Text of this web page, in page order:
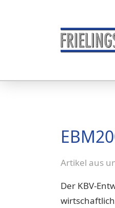
Artikel aus
Der KBV-